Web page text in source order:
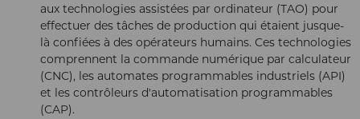
aux technologies assistées par ordinateur (TAO) pour
effectuer des tâches de production qui étaient jusque-
là confiées à des opérateurs humains. Ces technologies
comprennent la commande numérique par calculateur
(CNC), les automates programmables industriels (API)
et les contrôleurs d'automatisation programmables
(CAP).